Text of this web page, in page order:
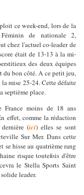
ce week-end, lors de la
de nationale 2,
chez l'actuel co-leader de
était de 13-13 à la mi-
des deux équipes
du bon côté. A ce petit jeu,
mise 25-24. Cette défaite
septième place.
France moins de 18 ans
effet, comme la rédaction
(ici) elles se sont
Sur Mer. Dans cette
hisse au quatrième rang
risque toutefois d'être
le Stella Sports Saint
leader.